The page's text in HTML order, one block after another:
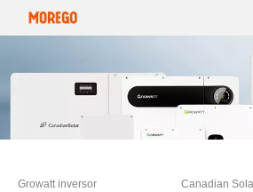
Growatt inversor Canadian